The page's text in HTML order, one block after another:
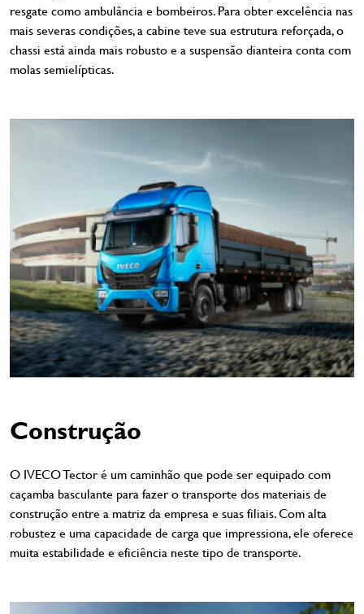
resgate como ambulância e bombeiros. Para obter excelência nas
mais severas condições, a cabine teve sua estrutura reforçada, o
chassi está ainda mais robusto e a suspensão dianteira conta com
molas semielípticas.
Construção
O IVECO Tector é um caminhão que pode ser equipado com
caçamba basculante para fazer o transporte dos materiais de
construção entre a matriz da empresa e suas filiais. Com alta
robustez e uma capacidade de carga que impressiona, ele oferece
muita estabilidade e eficiência neste tipo de transporte.